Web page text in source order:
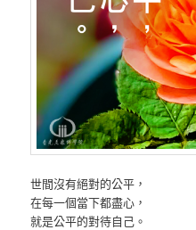
世間沒有絕對的公平，
在每一個當下都盡心，
就是公平的對待自己。